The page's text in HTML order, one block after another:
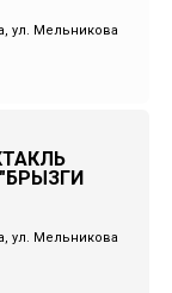
ул. Мельникова
ул. Мельникова